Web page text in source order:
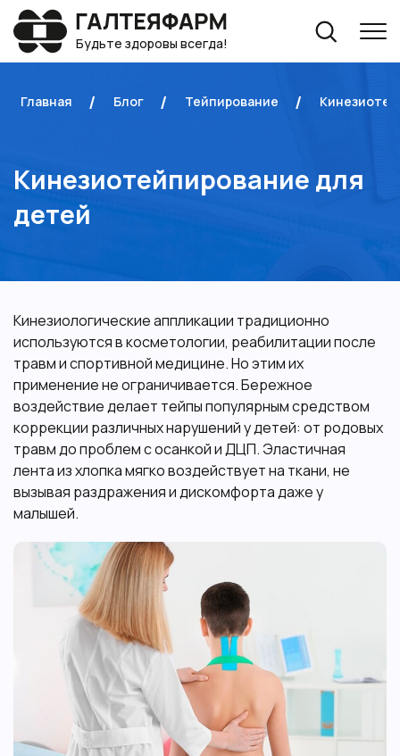
Будьте здоровы всегда!
Главная Блог Тейпирование
Кинезиотейпирование для
детей
Кинезиологические аппликации традиционно
используются в косметологии, реабилитации после
травм и спортивной медицине. Но этим их
применение не ограничивается. Бережное
воздействие делает тейпы популярным средством
коррекции различных нарушений у детей: от родовых
травм до проблем с осанкой и ДЦП. Эластичная
лента из хлопка мягко воздействует на ткани, не
вызывая раздражения и дискомфорта даже у
малышей.